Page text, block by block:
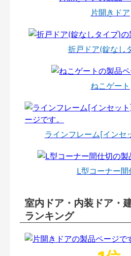
片開きドア
折戸ドア(錠なし
ねこゲート
ラインフレーム[インセ
L型コーナー間
室内ドア・内装ドア・
ランキング